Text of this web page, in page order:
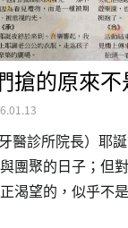
搶的原來
醫診所院長）耶
團聚的日子；但
渴望的，似乎不